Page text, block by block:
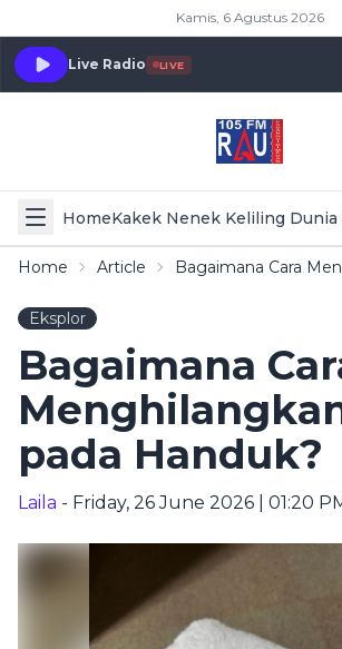
Kamis, 6 Agustus 2026
Live Radio LIVE
HomeKakek Nenek Keliling Dunia
Home Article Bagaimana Cara
Eksplor
Bagaimana
pada Handuk?
Laila - Friday, 26 June 2026 | 01:20